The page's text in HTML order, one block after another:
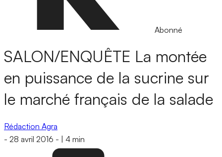
Abonné
SALON/ENQUÊTE La montée
en puissance de la sucrine sur
le marché français de la salade
Rédaction Agra
- 28 avril 2016 - 4 min